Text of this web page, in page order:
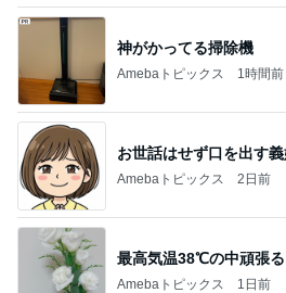
神がかってる掃除機
Amebaトピックス 1時間前
お世話はせず口を出す
Amebaトピックス 2日前
最高気温38℃の中頑張る
Amebaトピックス 1日前